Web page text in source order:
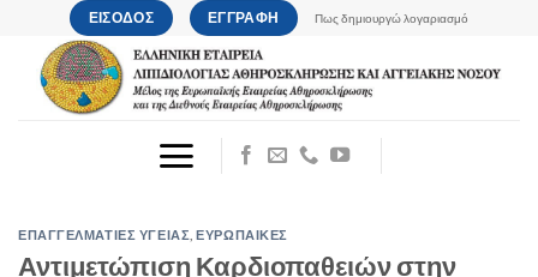
Μετάβαση
περιεχόμενο
ΕΙΣΟΔΟΣ ΕΓΓΡΑΦΗ Πως δημιουργώ λογαριασμό
ΕΠΑΓΓΕΛΜΑΤΙΕΣ ΥΓΕΙΑΣ ,ΕΥΡΩΠΑΙΚΕΣ
Αντιμετώπιση Καρδιοπαθειών στην